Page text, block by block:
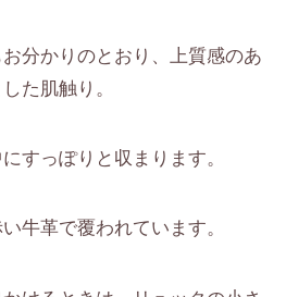
分かりのとおり、 上質感のあ
た肌触り。
すっぽりと収まります。
牛革で覆われています。